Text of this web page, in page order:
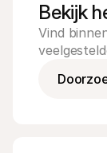
Bekijk
Vind
Het laatste
Vacatures
Kom werken
vacatures!
Voor